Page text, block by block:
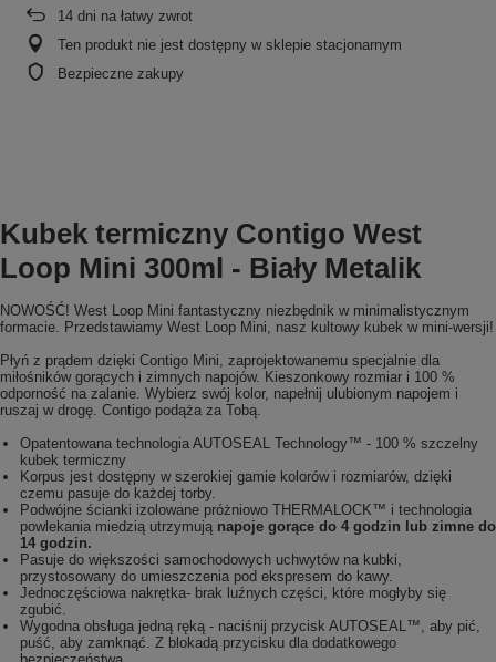
14 dni na łatwy zwrot
Ten produkt nie jest dostępny w sklepie stacjonarnym
Bezpieczne zakupy
Kubek termiczny Contigo West
Loop Mini 300ml - Biały Metalik
NOWOŚĆ! West Loop Mini fantastyczny niezbędnik w minimalistycznym
formacie. Przedstawiamy West Loop Mini, nasz kultowy kubek w mini-wersji!
Płyń z prądem dzięki Contigo Mini, zaprojektowanemu specjalnie dla
miłośników gorących i zimnych napojów. Kieszonkowy rozmiar i 100 %
odporność na zalanie. Wybierz swój kolor, napełnij ulubionym napojem i
ruszaj w drogę. Contigo podąża za Tobą.
Opatentowana technologia AUTOSEAL Technology™ - 100 % szczelny
kubek termiczny
Korpus jest dostępny w szerokiej gamie kolorów i rozmiarów, dzięki
czemu pasuje do każdej torby.
Podwójne ścianki izolowane próżniowo THERMALOCK™ i technologia
powlekania miedzią utrzymują napoje gorące do 4 godzin lub zimne do
14 godzin.
Pasuje do większości samochodowych uchwytów na kubki,
przystosowany do umieszczenia pod ekspresem do kawy.
Jednoczęściowa nakrętka- brak luźnych części, które mogłyby się
zgubić.
Wygodna obsługa jedną ręką - naciśnij przycisk AUTOSEAL™, aby pić,
puść, aby zamknąć. Z blokadą przycisku dla dodatkowego